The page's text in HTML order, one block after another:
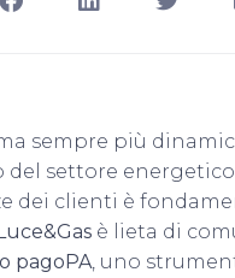
sempre più
del settore
dei clienti è
è lieta di
pagoPA , uno